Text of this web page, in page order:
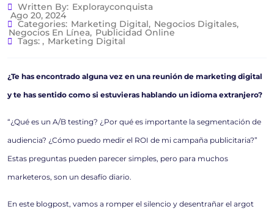
Written By: Explorayconquista
Ago 20, 2024
Categories: Marketing Digital, Negocios Digitales,
Negocios En Línea, Publicidad Online
Tags: , Marketing Digital
¿Te has encontrado alguna vez en una reunión de marketing digital
y te has sentido como si estuvieras hablando un idioma extranjero?
“¿Qué es un A/B testing? ¿Por qué es importante la segmentación de
audiencia? ¿Cómo puedo medir el ROI de mi campaña publicitaria?”
Estas preguntas pueden parecer simples, pero para muchos
marketeros, son un desafío diario.
En este blogpost, vamos a romper el silencio y desentrañar el argot